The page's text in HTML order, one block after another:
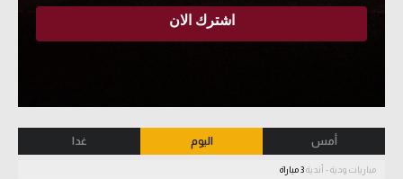
أمس اليوم غدا
مباريات ودية - أندية